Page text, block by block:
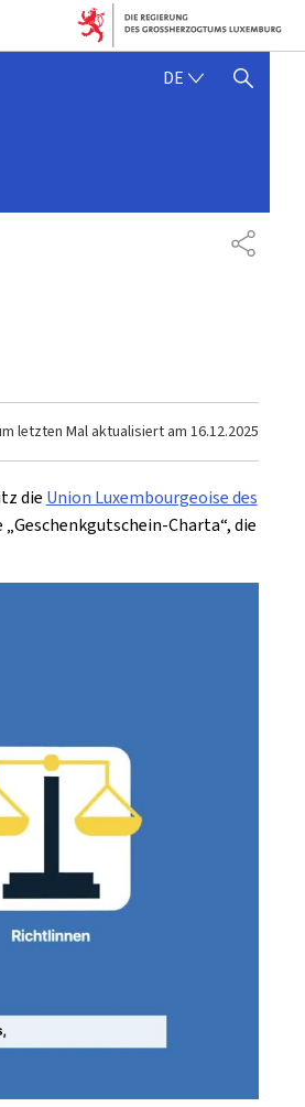
DE DEUTSCH
SUCHFLED ANZEIGEN /
TEILEN
letzten Mal aktualisiert am 16.12.2025
die Union Luxembourgeoise des
Charta“, die